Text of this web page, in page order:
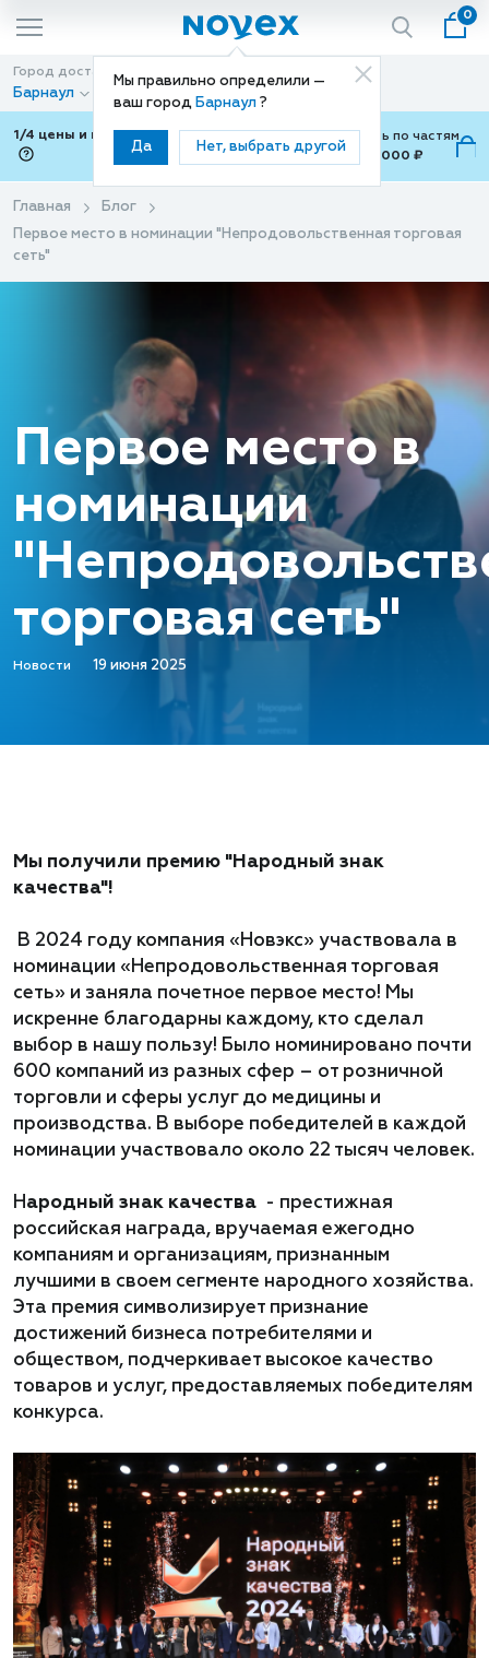
Мы правильно определили —
ваш город Барнаул ?
Да Нет, выбрать другой
0
Город доставки
Барнаул
Способ доставки
Доставка
1/4 цены и покупки ваши с Подели
Можно оплатить по частям
от 700 ₽ до 15,000 ₽
Главная
Блог
Первое место в номинации "Непродовольственная торговая
сеть"
Первое место в
номинации
торговая сеть"
Новости 19 июня 2025
Мы получили премию "Народный знак
качества"!
В 2024 году компания «Новэкс» участвовала в
номинации «Непродовольственная торговая
сеть» и заняла почетное первое место! Мы
искренне благодарны каждому, кто сделал
выбор в нашу пользу! Было номинировано почти
600 компаний из разных сфер – от розничной
торговли и сферы услуг до медицины и
производства. В выборе победителей в каждой
номинации участвовало около 22 тысяч человек.
Народный знак качества - престижная
российская награда, вручаемая ежегодно
компаниям и организациям, признанным
лучшими в своем сегменте народного хозяйства.
Эта премия символизирует признание
достижений бизнеса потребителями и
обществом, подчеркивает высокое качество
товаров и услуг, предоставляемых победителям
конкурса.